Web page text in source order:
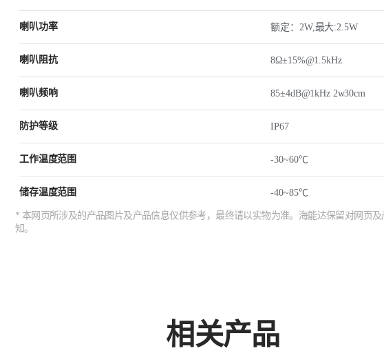
喇叭功率 额定：2W,最大:2.5W
喇叭阻抗 8Ω±15%@1.5kHz
喇叭频响 85±4dB@1kHz 2w30cm
防护等级 IP67
工作温度范围 -30~60℃
储存温度范围 -40~85℃
* 本网页所涉及的产品图片及产品信息仅供参考，最终请以实物为准。海能达保留对网页
知。
相关产品